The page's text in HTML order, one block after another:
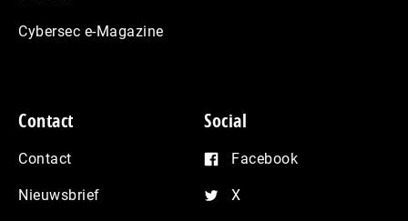
Cybersec e-Magazine
Contact
Contact
Nieuwsbrief
Social
Facebook
X